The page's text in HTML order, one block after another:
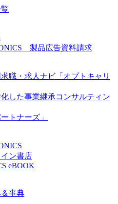
製品広告資料請求
職・求人ナビ「オプトキャリ
した事業継承コンサルティン
トナーズ」
ン書店
eBOOK
事典